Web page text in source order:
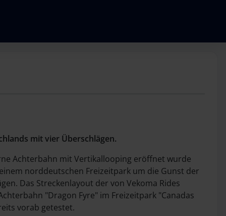
mit vier Überschlägen.
Achterbahn mit Vertikallooping eröffnet wurde
norddeutschen Freizeitpark um die Gunst der
Das Streckenlayout der von Vekoma Rides
"Dragon Fyre" im Freizeitpark "Canadas
vorab getestet.